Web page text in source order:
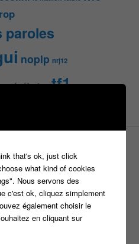
paroles
noplp nrj12
révélation tf1 TLMVPSP
casting ?
that's ok, just click
what kind of cookies
Nous servons des
c'est ok, cliquez simplement
également choisir le
en cliquant sur